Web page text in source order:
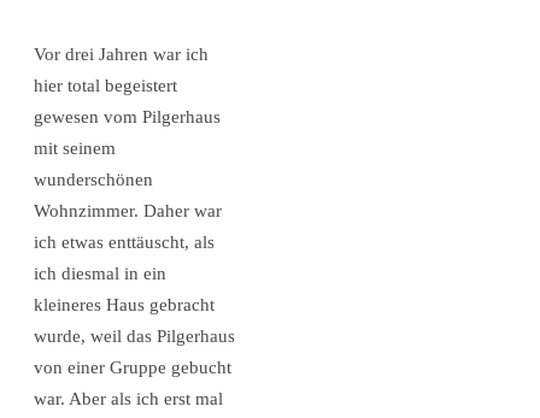
Vor drei Jahren war ich
hier total begeistert
gewesen vom Pilgerhaus
mit seinem
wunderschönen
Wohnzimmer. Daher war
ich etwas enttäuscht, als
ich diesmal in ein
kleineres Haus gebracht
wurde, weil das Pilgerhaus
von einer Gruppe gebucht
war. Aber als ich erst mal